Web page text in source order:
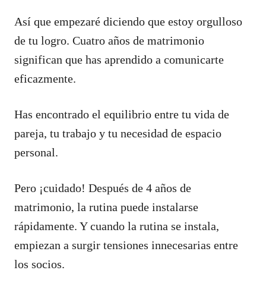
Así que empezaré diciendo que estoy orgulloso
de tu logro. Cuatro años de matrimonio
significan que has aprendido a comunicarte
eficazmente.
Has encontrado el equilibrio entre tu vida de
pareja, tu trabajo y tu necesidad de espacio
personal.
Pero ¡cuidado! Después de 4 años de
matrimonio, la rutina puede instalarse
rápidamente. Y cuando la rutina se instala,
empiezan a surgir tensiones innecesarias entre
los socios.